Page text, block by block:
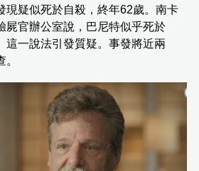
現疑似死於自殺，終年62歲。南卡
屍官辦公室說，巴尼特似乎死於
這一說法引發質疑。事發將近兩